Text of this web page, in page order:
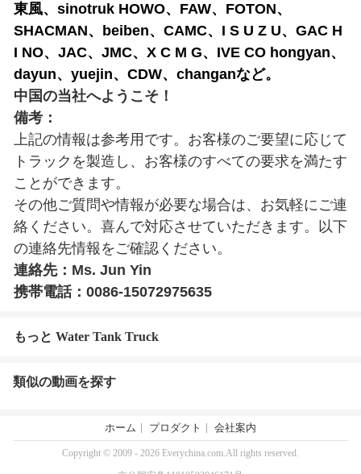
東風、sinotruk HOWO、FAW、FOTON、
SHACMAN、beiben、CAMC、I S U Z U、GAC H
I NO、JAC、JMC、X C M G、IVE CO hongyan、
dayun、yuejin、CDW、changanなど。
中国の当社へようこそ！
備考：
上記の情報は参考用です。お客様のご要望に応じて
トラックを製造し、お客様のすべての要求を満たす
ことができます。
その他ご質問や情報が必要な場合は、お気軽にご連
絡ください。喜んで対応させていただきます。以下
の連絡先情報をご確認ください。
連絡先：Ms. Jun Yin
携帯電話：0086-15072975635
もっと Water Tank Truck
類似の動画を探す
ホーム プロダクト 会社案内
Copyright © 2009 - 2026 Everychina.com.All rights reserved.